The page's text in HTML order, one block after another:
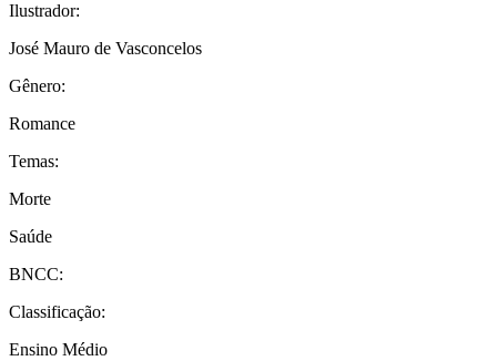
Ilustrador:
José Mauro de Vasconcelos
Gênero:
Romance
Temas:
Morte
Saúde
BNCC:
Classificação:
Ensino Médio